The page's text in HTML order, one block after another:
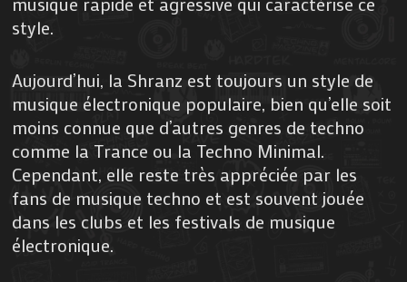
style.
Aujourd’hui, la Shranz est toujours un style de
musique électronique populaire, bien qu’elle soit
moins connue que d’autres genres de techno
comme la Trance ou la Techno Minimal.
Cependant, elle reste très appréciée par les
fans de musique techno et est souvent jouée
dans les clubs et les festivals de musique
électronique.